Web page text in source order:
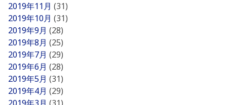
2019年11月 (31)
2019年10月 (31)
2019年9月 (28)
2019年8月 (25)
2019年7月 (29)
2019年6月 (28)
2019年5月 (31)
2019年4月 (29)